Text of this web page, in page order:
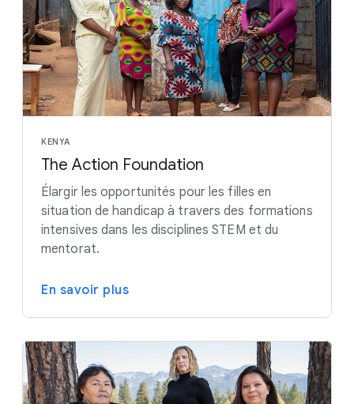
KENYA
The Action Foundation
Élargir les opportunités pour les filles en
situation de handicap à travers des formations
intensives dans les disciplines STEM et du
mentorat.
En savoir plus